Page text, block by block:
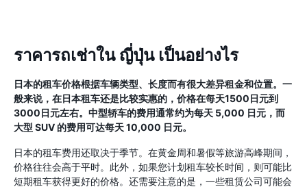
ราคารถเช่าใน ญี่ปุ่น เป็นอย่างไร
日本的租车价格根据车辆类型、长度而有很大差异租金和位置。一
般来说，在日本租车还是比较实惠的，价格在每天1500日元到
3000日元左右。中型轿车的费用通常约为每天 5,000 日元，而
大型 SUV 的费用可达每天 10,000 日元。
日本的租车费用还取决于季节。在黄金周和暑假等旅游高峰期间，
价格往往会高于平时。此外，如果您计划租车较长时间，则可能比
短期租车获得更好的价格。还需要注意的是，一些租赁公司可能会